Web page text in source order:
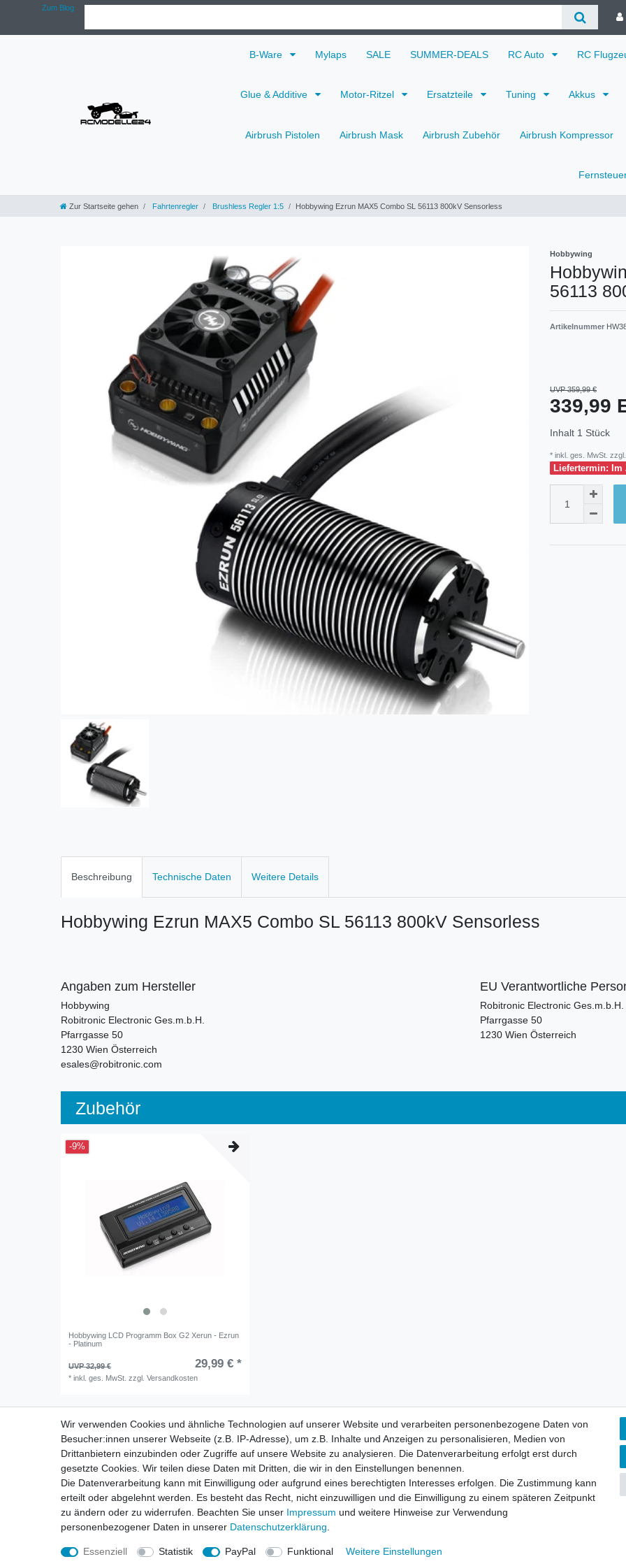
Zum Blog
B-Ware Mylaps SALE SUMMER-DEALS RC Auto RC
Glue & Additive Motor-Ritzel Ersatzteile Tuning Akkus
Airbrush Pistolen Airbrush Mask Airbrush Zubehör Airbrush Kompressor
Zur Startseite gehen Fahrtenregler Brushless Regler 1:5 Hobbywing Ezrun MAX5 Combo SL 56113 800kV Sensorless
Hobbywing
56113
Artikelnummer
UVP 359,99 €
339,99
Inhalt 1 Stück
* inkl. ges. MwSt. zzgl.
Liefertermin: Im
Beschreibung Technische Daten Weitere Details
Hobbywing Ezrun MAX5 Combo SL 56113 800kV Sensorless
Angaben zum Hersteller
Hobbywing
Robitronic Electronic Ges.m.b.H.
Pfarrgasse 50
1230 Wien Österreich
esales@robitronic.com
EU Verantwortliche
Robitronic Electronic Ges.m.b.H.
Pfarrgasse 50
1230 Wien Österreich
Zubehör
-9%
Hobbywing LCD Programm Box G2 Xerun - Ezrun
- Platinum
UVP 32,99 € 29,99 € *
*inkl. ges. MwSt. zzgl.Versandkosten
Impressum Daten­schutz­erklärung AGB Widerrufs­recht Vertrag
Wir verwenden Cookies und ähnliche Technologien auf unserer Website und verarbeiten personenbezogene Daten von
Besucher:innen unserer Webseite (z.B. IP-Adresse), um z.B. Inhalte und Anzeigen zu personalisieren, Medien von
Drittanbietern einzubinden oder Zugriffe auf unsere Website zu analysieren. Die Datenverarbeitung erfolgt erst durch
gesetzte Cookies. Wir teilen diese Daten mit Dritten, die wir in den Einstellungen benennen.
Die Datenverarbeitung kann mit Einwilligung oder aufgrund eines berechtigten Interesses erfolgen. Die Zustimmung kann
erteilt oder abgelehnt werden. Es besteht das Recht, nicht einzuwilligen und die Einwilligung zu einem späteren Zeitpunkt
zu ändern oder zu widerrufen. Beachten Sie unser Impressum und weitere Hinweise zur Verwendung
personenbezogener Daten in unserer Daten­schutz­erklärung
Essenziell Statistik PayPal Funktional Weitere Einstellungen